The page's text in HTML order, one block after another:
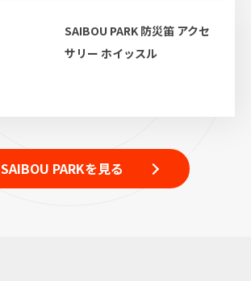
SAIBOU PARK 防災笛 アクセ
サリー ホイッスル
SAIBOU PARKを見る